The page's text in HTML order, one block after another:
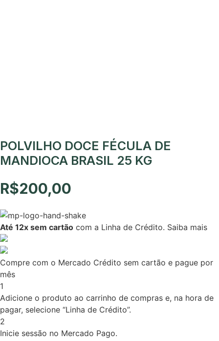
POLVILHO DOCE FÉCULA DE
MANDIOCA BRASIL 25 KG
R$200,00
Até 12x sem cartão com a Linha de Crédito. Saiba mais
Compre com o Mercado Crédito sem cartão e pague por
mês
1
Adicione o produto ao carrinho de compras e, na hora de
pagar, selecione “Linha de Crédito”.
2
Inicie sessão no Mercado Pago.